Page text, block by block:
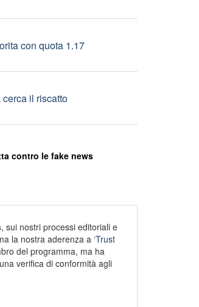
con quota 1.17
il riscatto
contro le fake news
sui nostri processi editoriali e
la nostra aderenza a ‘Trust
del programma, ma ha
verifica di conformità agli